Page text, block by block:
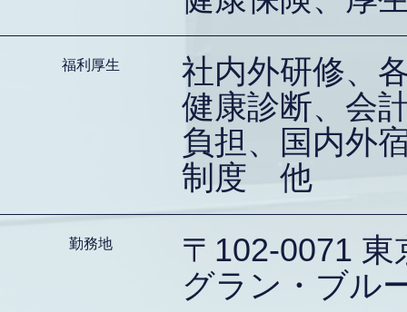
福利厚生
社内外研修、
健康診断、会
負担、国内外
制度 他
勤務地
〒102-0071
グラン・ブル